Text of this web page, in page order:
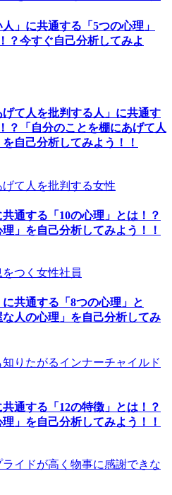
」に共通する「5つの心理」
？今すぐ自己分析してみよ
げて人を批判する人」に共通す
？「自分のことを棚にあげて人
自己分析してみよう！！
共通する「10の心理」とは！？
理」を自己分析してみよう！！
に共通する「8つの心理」と
人の心理」を自己分析してみ
共通する「12の特徴」とは！？
理」を自己分析してみよう！！